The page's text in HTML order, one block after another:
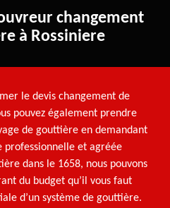
changement
à Rossiniere
le devis changement de
pouvez également prendre
de gouttière en demandant
professionnelle et agréée
dans le 1658, nous pouvons
du budget qu’il vous faut
d’un système de gouttière.